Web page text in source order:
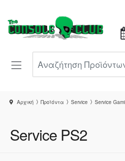
Αρχική Προϊόντα Service Service
Service PS2